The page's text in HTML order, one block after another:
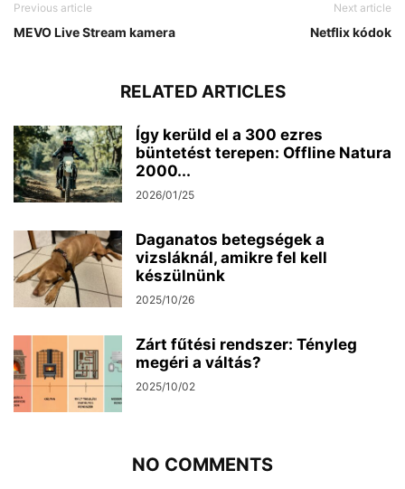
Previous article
MEVO Live Stream kamera
Next article
Netflix kódok
RELATED ARTICLES
Így kerüld el a 300 ezres
büntetést terepen: Offline Natura
2000...
2026/01/25
Daganatos betegségek a
vizsláknál, amikre fel kell
készülnünk
2025/10/26
Zárt fűtési rendszer: Tényleg
megéri a váltás?
2025/10/02
NO COMMENTS